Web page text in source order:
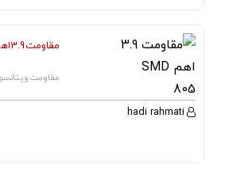
مقاومت 3.9 اهم SMD 805
مقاومت و
hadi rahmati